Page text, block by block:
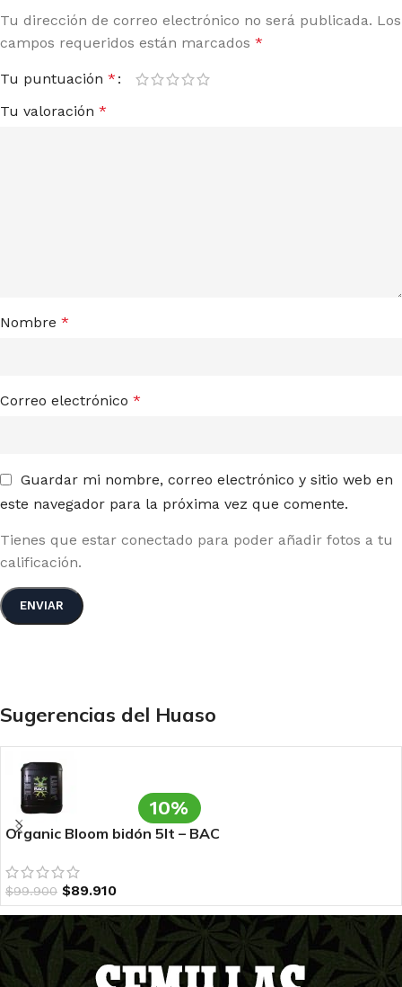
Tu dirección de correo electrónico no será publicada. Los
campos requeridos están marcados *
Tu puntuación *
Tu valoración *
Nombre *
Correo electrónico *
Guardar mi nombre, correo electrónico y sitio web en
este navegador para la próxima vez que comente.
Tienes que estar conectado para poder añadir fotos a tu
calificación.
Sugerencias del Huaso
10%
Organic Bloom bidón 5lt – BAC
$99.900 $89.910